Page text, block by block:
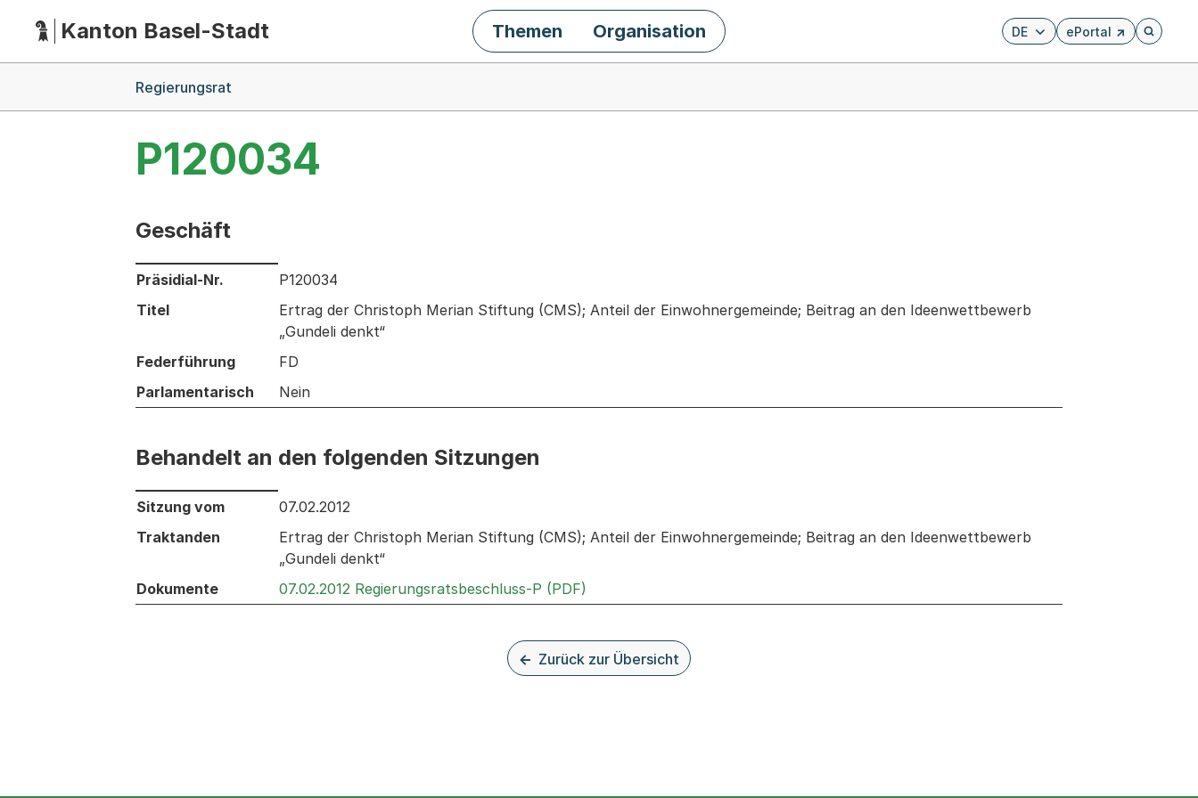
HauptnavigationKanton Basel-Stadt DE ePortal
Externer Link, wird in
Öffnet
Themen Organisation
Regierungsrat
P120034
Geschäft
Informationen zum Ausgewählten Geschäft
Präsidial-Nr.
P120034
Titel
Ertrag der Christoph Merian Stiftung (CMS); Anteil der Einwohnergemeinde; Beitrag an den Ideenwettbewerb
„Gundeli denkt“
Federführung
FD
Parlamentarisch
Nein
Behandelt an den folgenden Sitzungen
Behandelt an den folgenden Sitzungen: Informationen zu den Sitzungen zum Geschäft
Sitzung vom
07.02.2012
Traktanden
Ertrag der Christoph Merian Stiftung (CMS); Anteil der Einwohnergemeinde; Beitrag an den Ideenwettbewerb
„Gundeli denkt“
Dokumente
07.02.2012 Regierungsratsbeschluss-P (PDF)
Zurück zur Übersicht